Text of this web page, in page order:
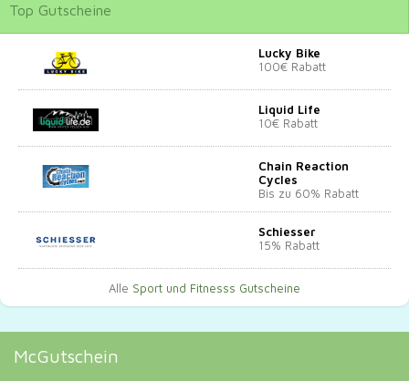
Top Gutscheine
Lucky Bike
100€ Rabatt
Liquid Life
10€ Rabatt
Chain Reaction
Cycles
Bis zu 60% Rabatt
Schiesser
15% Rabatt
Alle Sport und Fitnesss Gutscheine
McGutschein